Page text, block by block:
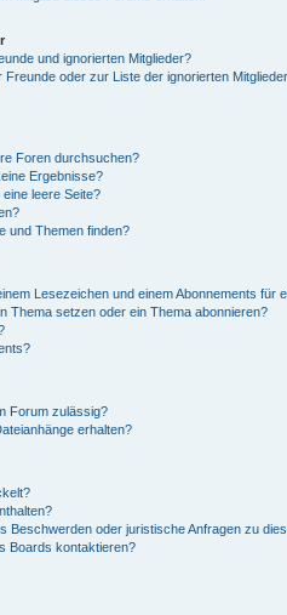
und ignorierten Mitglieder?
oder zur Liste der ignorierten
Foren durchsuchen?
Ergebnisse?
leere Seite?
und Themen finden?
Lesezeichen und einem Abonnements für
Thema setzen oder ein Thema abonnieren?
Forum zulässig?
erhalten?
Beschwerden oder juristische Anfragen zu
Boards kontaktieren?